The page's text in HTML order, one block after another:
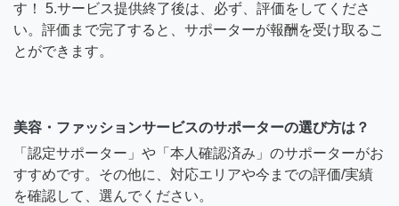
す！ 5.サービス提供終了後は、必ず、評価をしてくださ
い。評価まで完了すると、サポーターが報酬を受け取るこ
とができます。
美容・ファッションサービスのサポーターの選び方は？
「認定サポーター」や「本人確認済み」のサポーターがお
すすめです。その他に、対応エリアや今までの評価/実績
を確認して、選んでください。